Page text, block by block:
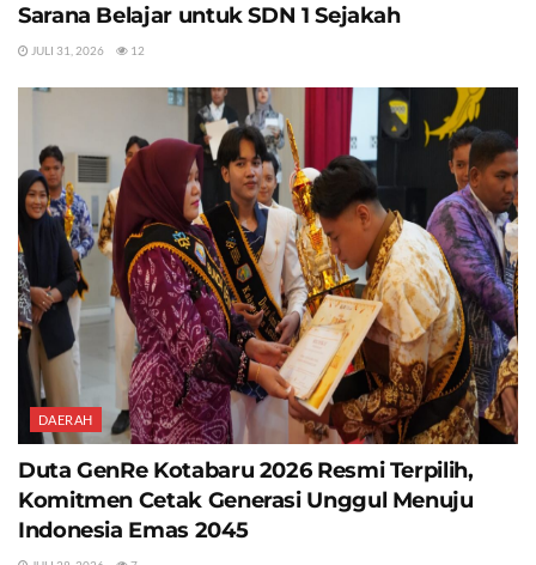
Sarana Belajar untuk SDN 1 Sejakah
JULI 31, 2026 12
DAERAH
Duta GenRe Kotabaru 2026 Resmi Terpilih,
Komitmen Cetak Generasi Unggul Menuju
Indonesia Emas 2045